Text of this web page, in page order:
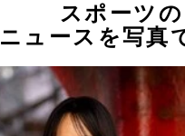
スポーツの
ニュースを写真